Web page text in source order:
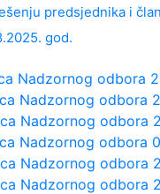
predsjednika i
god.
Nadzornog odbora
Nadzornog odbora
Nadzornog odbora
Nadzornog odbora
Nadzornog odbora
Nadzornog odbora